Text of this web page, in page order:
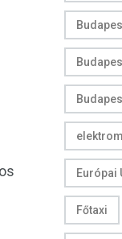
Európai
Főtaxi